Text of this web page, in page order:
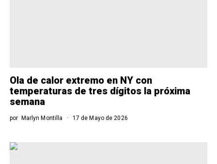
Ola de calor extremo en NY con
temperaturas de tres dígitos la próxima
semana
por Marlyn Montilla 17 de Mayo de 2026